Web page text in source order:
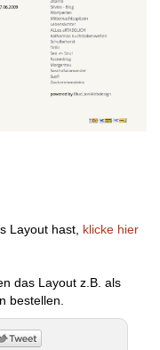
Layout hast, klicke hier
das Layout z.B. als
bestellen.